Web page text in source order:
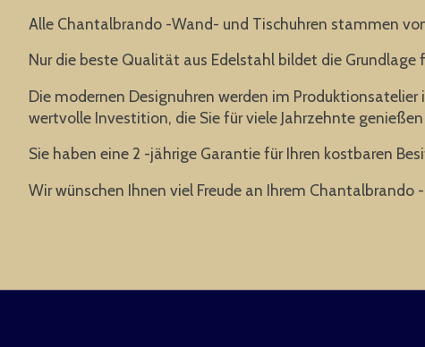
Alle Chantalbrando -Wand- und Tischuhren stammen
Nur die beste Qualität aus Edelstahl bildet die
Die modernen Designuhren werden im
wertvolle Investition, die Sie für viele Jahrzehnte
Sie haben eine 2 -jährige Garantie für Ihren kostbaren
Wir wünschen Ihnen viel Freude an Ihrem Chantalbrando